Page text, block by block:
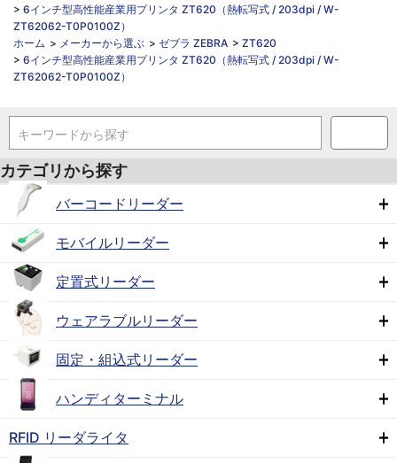
> 6インチ型高性能産業用プリンタ ZT620（熱転写式 / 203dpi / W-
ZT62062-T0P0100Z）
ホーム > メーカーから選ぶ > ゼブラ ZEBRA > ZT620
> 6インチ型高性能産業用プリンタ ZT620（熱転写式 / 203dpi / W-
ZT62062-T0P0100Z）
キーワードから探す
カテゴリから探す
バーコードリーダー
モバイルリーダー
定置式リーダー
ウェアラブルリーダー
固定・組込式リーダー
ハンディターミナル
RFID リーダライタ